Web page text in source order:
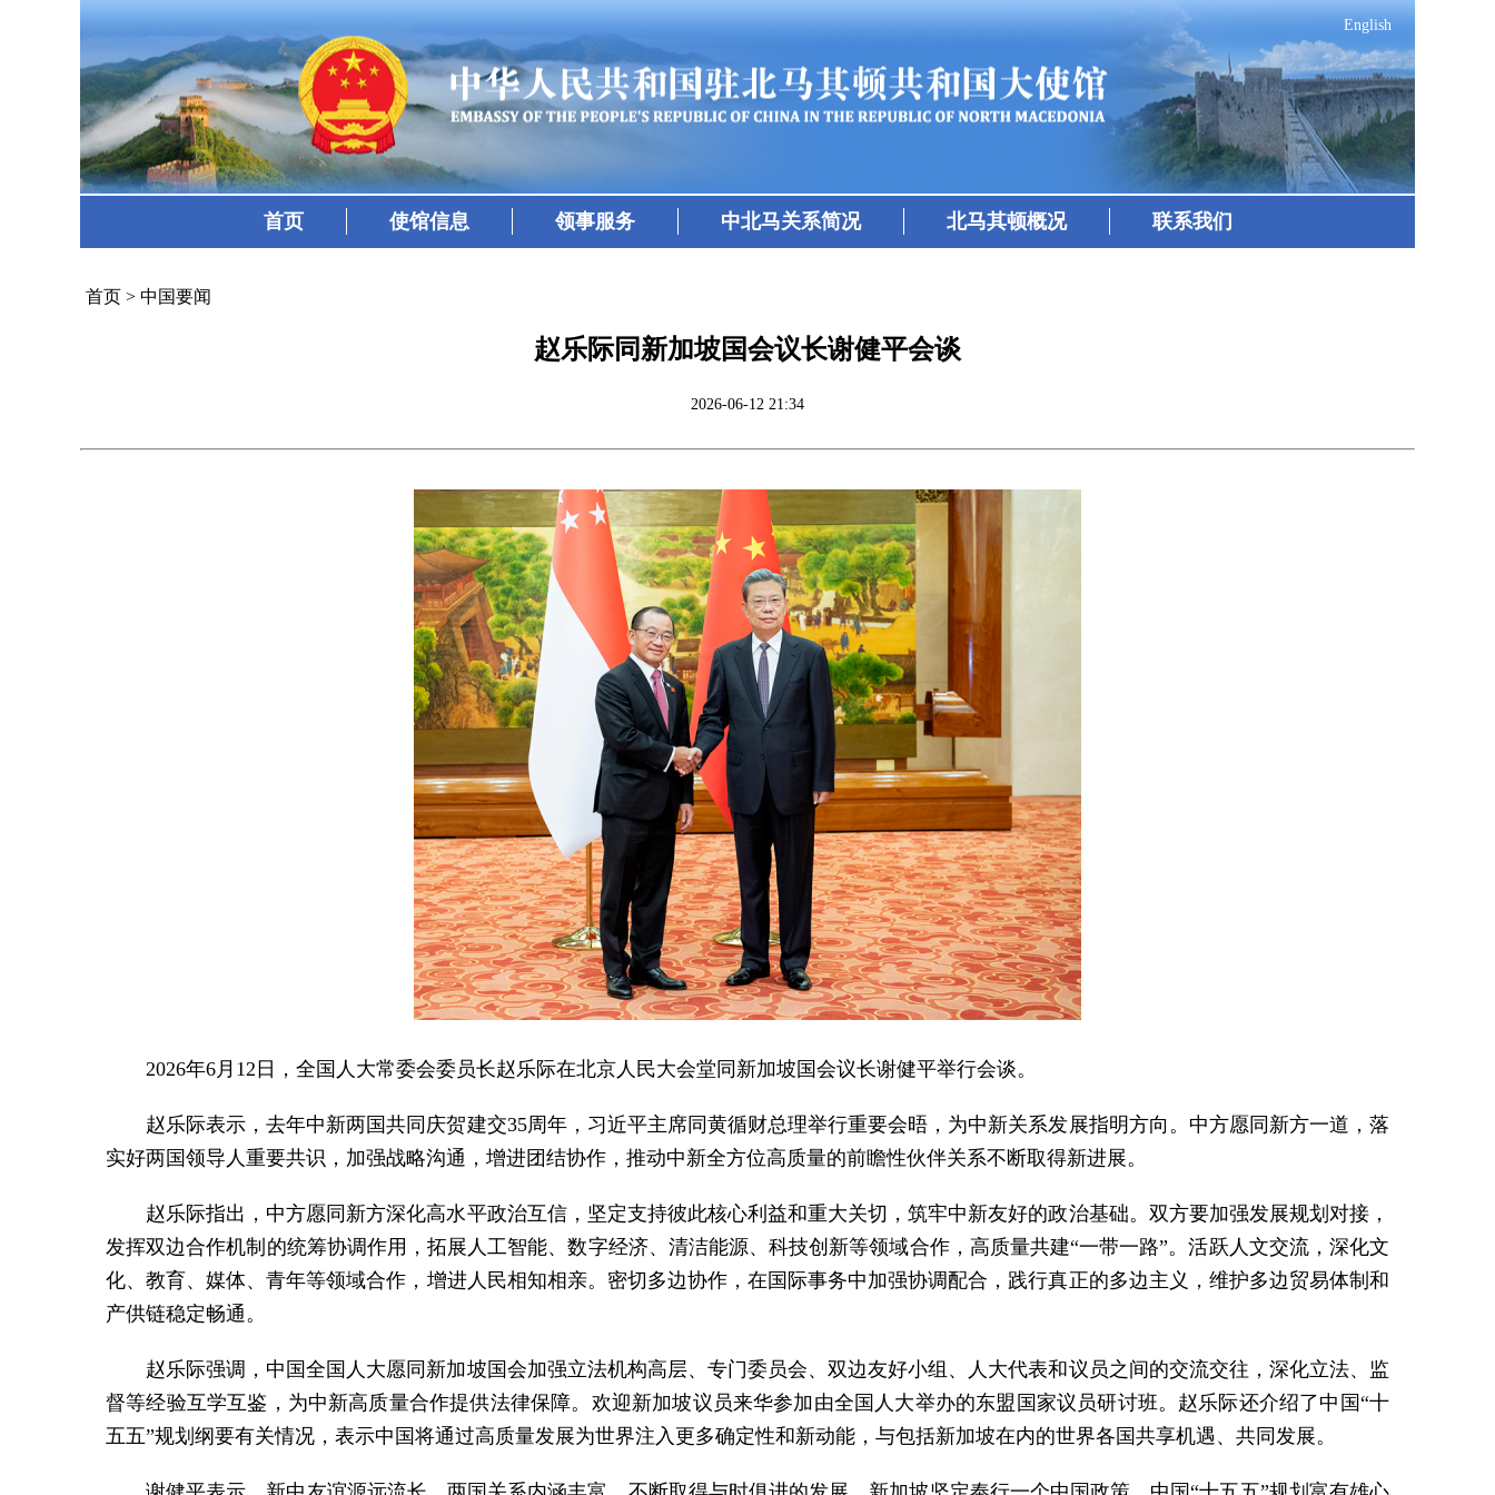
English
首页 使馆信息 领事服务 中北马关系简况 北马其顿概况 联系我们
首页 > 中国要闻
赵乐际同新加坡国会议长谢健平会谈
2026-06-12 21:34
2026年6月12日，全国人大常委会委员长赵乐际在北京人民大会堂同新加坡国会议长谢健平举行会谈。
赵乐际表示，去年中新两国共同庆贺建交35周年，习近平主席同黄循财总理举行重要会晤，为中新关系发展指明方向。中方愿同新方一道，落
实好两国领导人重要共识，加强战略沟通，增进团结协作，推动中新全方位高质量的前瞻性伙伴关系不断取得新进展。
赵乐际指出，中方愿同新方深化高水平政治互信，坚定支持彼此核心利益和重大关切，筑牢中新友好的政治基础。双方要加强发展规划对接，
发挥双边合作机制的统筹协调作用，拓展人工智能、数字经济、清洁能源、科技创新等领域合作，高质量共建“一带一路”。活跃人文交流，深化文
化、教育、媒体、青年等领域合作，增进人民相知相亲。密切多边协作，在国际事务中加强协调配合，践行真正的多边主义，维护多边贸易体制和
产供链稳定畅通。
赵乐际强调，中国全国人大愿同新加坡国会加强立法机构高层、专门委员会、双边友好小组、人大代表和议员之间的交流交往，深化立法、监
督等经验互学互鉴，为中新高质量合作提供法律保障。欢迎新加坡议员来华参加由全国人大举办的东盟国家议员研讨班。赵乐际还介绍了中国“十
五五”规划纲要有关情况，表示中国将通过高质量发展为世界注入更多确定性和新动能，与包括新加坡在内的世界各国共享机遇、共同发展。